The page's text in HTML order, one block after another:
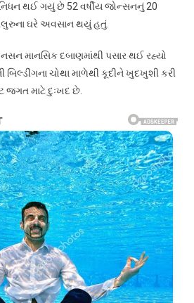
થઈ ગયું છે 52 વર્ષીય જોન્સનનું 20
ઘરે અવસાન થયું હતું.
માનસિક દબાણમાંથી પસાર થઈ રહ્યો
ચોથા માળેથી કૂદીને ખુદખુશી કરી
જગત માટે દુઃખદ છે.